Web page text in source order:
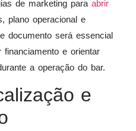
de marketing para abrir
plano operacional e
documento será essencial
financiamento e orientar
a operação do bar.
e